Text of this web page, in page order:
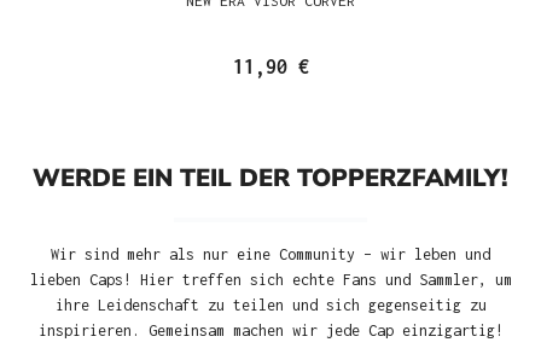
11,90 €
WERDE EIN TEIL DER TOPPERZFAMILY!
Wir sind mehr als nur eine Community – wir leben und
lieben Caps! Hier treffen sich echte Fans und Sammler, um
ihre Leidenschaft zu teilen und sich gegenseitig zu
inspirieren. Gemeinsam machen wir jede Cap einzigartig!